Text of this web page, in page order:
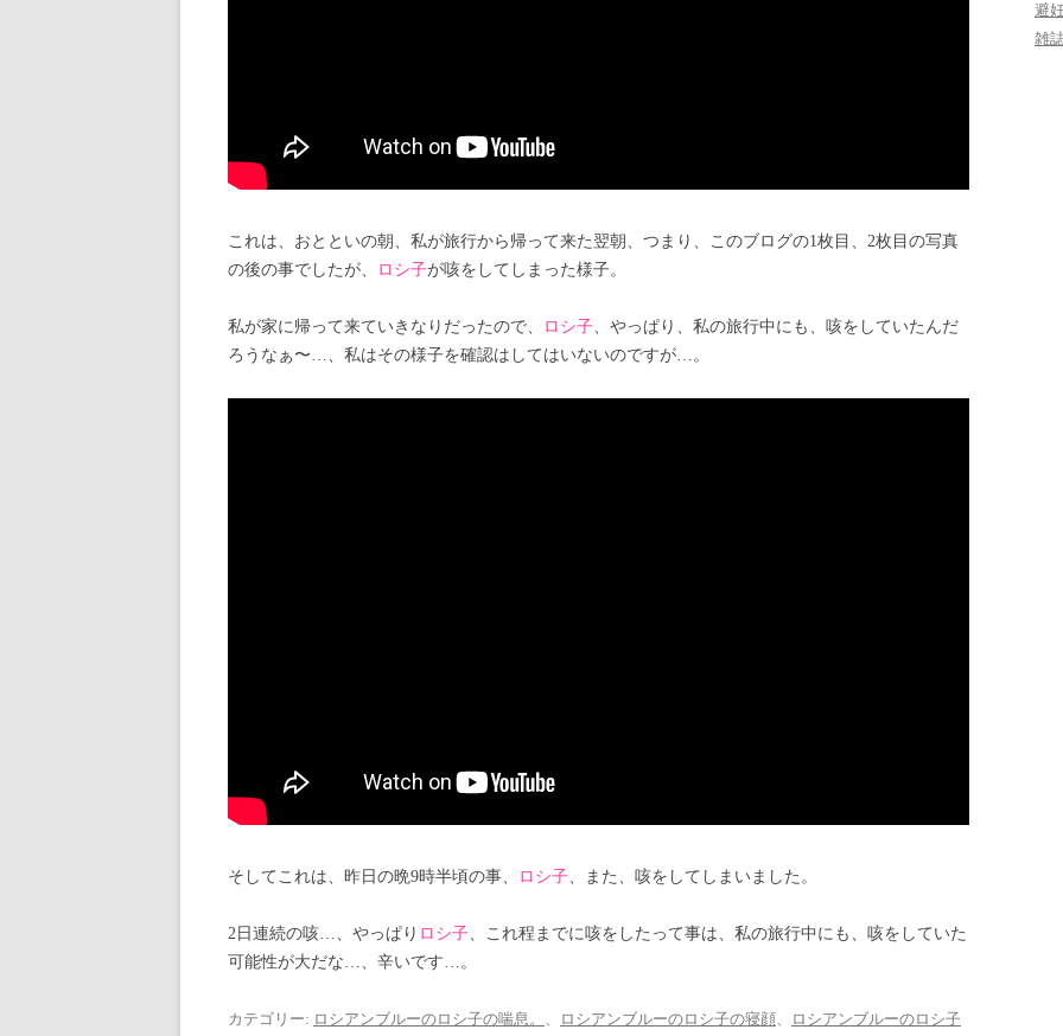
これは、おとといの朝、私が旅行から帰って来た翌朝、つまり、このブログの1枚目、2枚目の写真
の後の事でしたが、
ロシ子が咳をしてしまった様子。
私が家に帰って来ていきなりだったので、 ロシ子、やっぱり、私の旅行中にも、咳をしていたんだ
ろうなぁ〜…、私はその様子を確認はしてはいないのですが…。
そしてこれは、昨日の晩9時半頃の事、 ロシ子、また、咳をしてしまいました。
2日連続の咳…、やっぱり ロシ子、これ程までに咳をしたって事は、私の旅行中にも、咳をしていた
可能性が大だな…、辛いです…。
カテゴリー: ロシアンブルーのロシ子の喘息。 、 ロシアンブルーのロシ子の寝顔、 ロシアンブルーのロシ子
避
雑